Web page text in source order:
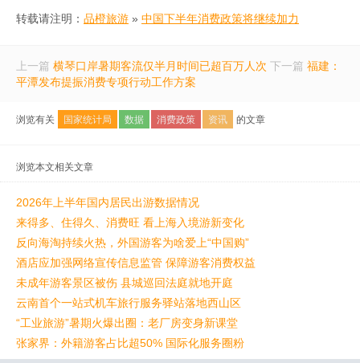
转载请注明： 品橙旅游 » 中国下半年消费政策将继续加力
上一篇 横琴口岸暑期客流仅半月时间已超百万人次 下一篇 福建：
平潭发布提振消费专项行动工作方案
浏览有关 国家统计局 数据 消费政策 资讯 的文章
浏览本文相关文章
2026年上半年国内居民出游数据情况
来得多、住得久、消费旺 看上海入境游新变化
反向海淘持续火热，外国游客为啥爱上“中国购”
酒店应加强网络宣传信息监管 保障游客消费权益
未成年游客景区被伤 县城巡回法庭就地开庭
云南首个一站式机车旅行服务驿站落地西山区
“工业旅游”暑期火爆出圈：老厂房变身新课堂
张家界：外籍游客占比超50% 国际化服务圈粉